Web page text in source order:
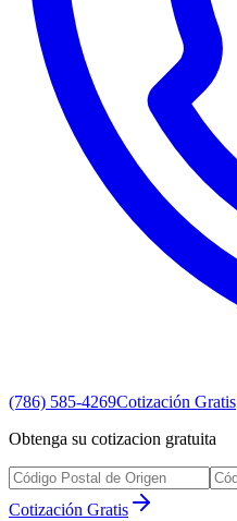
(786) 585-4269Cotización Gratis
Obtenga su cotizacion gratuita
Cotización Gratis